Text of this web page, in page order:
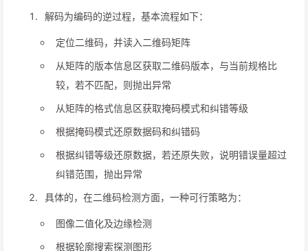
解码为编码的逆过程，基本流程如下：
定位二维码，并读入二维码矩阵
从矩阵的版本信息区获取二维码版本，与当前规格比
较，若不匹配，则抛出异常
从矩阵的格式信息区获取掩码模式和纠错等级
根据掩码模式还原数据码和纠错码
根据纠错等级还原数据，若还原失败，说明错误量超过
纠错范围，抛出异常
具体的，在二维码检测方面，一种可行策略为：
图像二值化及边缘检测
根据轮廓搜索探测图形